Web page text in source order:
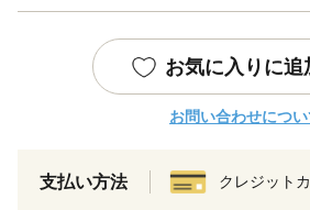
お気に入りに追
お問い合わせについ
支払い方法 クレジット